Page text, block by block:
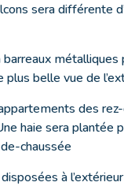
sera différente
belle vue de
des
haie sera plantée
chaussée
à